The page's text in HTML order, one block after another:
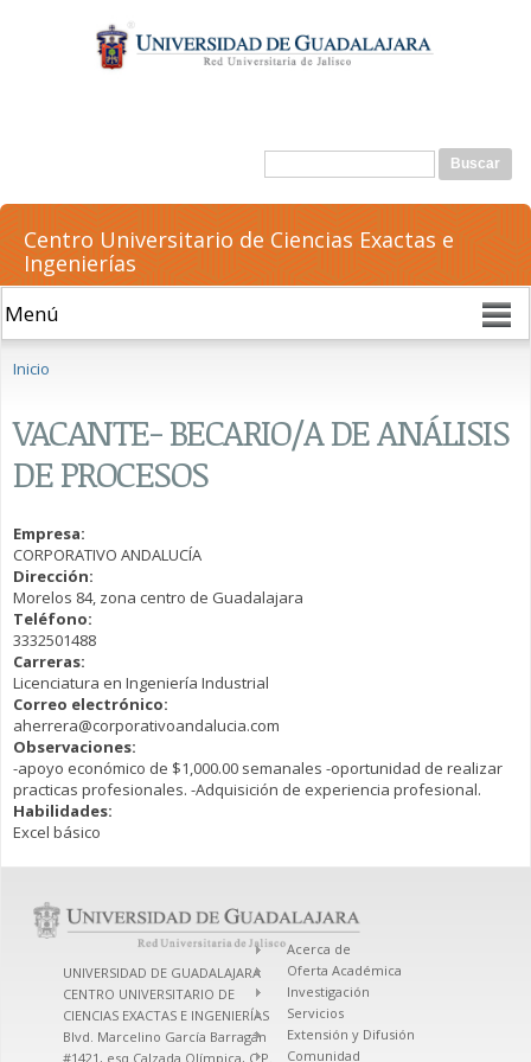
contenido
principal
Formulario de búsqueda
Buscar
Centro Universitario de Ciencias Exactas e
Ingenierías
Inicio
VACANTE- BECARIO/A DE ANÁLISIS
DE PROCESOS
Empresa:
CORPORATIVO ANDALUCÍA
Dirección:
Morelos 84, zona centro de Guadalajara
Teléfono:
3332501488
Carreras:
Licenciatura en Ingeniería Industrial
Correo electrónico:
aherrera@corporativoandalucia.com
Observaciones:
-apoyo económico de $1,000.00 semanales -oportunidad de realizar
practicas profesionales. -Adquisición de experiencia profesional.
Habilidades:
Excel básico
UNIVERSIDAD DE GUADALAJARA
CENTRO UNIVERSITARIO DE
CIENCIAS EXACTAS E INGENIERÍAS
Blvd. Marcelino García Barragán
#1421, esq Calzada Olímpica, C.P.
Acerca de
Oferta Académica
Investigación
Servicios
Extensión y Difusión
Comunidad